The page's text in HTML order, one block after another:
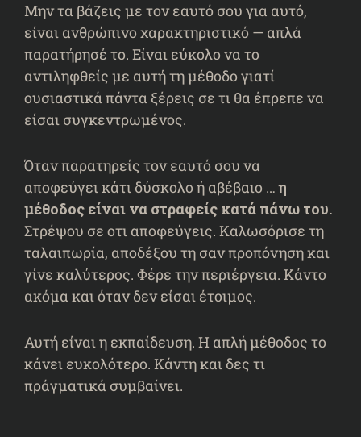
Μην τα βάζεις με τον εαυτό σου για αυτό,
είναι ανθρώπινο χαρακτηριστικό — απλά
παρατήρησέ το. Είναι εύκολο να το
αντιληφθείς με αυτή τη μέθοδο γιατί
ουσιαστικά πάντα ξέρεις σε τι θα έπρεπε να
είσαι συγκεντρωμένος.
Όταν παρατηρείς τον εαυτό σου να
αποφεύγει κάτι δύσκολο ή αβέβαιο …η
μέθοδος είναι να στραφείς κατά πάνω του.
Στρέψου σε οτι αποφεύγεις. Καλωσόρισε τη
ταλαιπωρία, αποδέξου τη σαν προπόνηση και
γίνε καλύτερος. Φέρε την περιέργεια. Κάντο
ακόμα και όταν δεν είσαι έτοιμος.
Αυτή είναι η εκπαίδευση. Η απλή μέθοδος το
κάνει ευκολότερο. Κάντη και δες τι
πράγματικά συμβαίνει.